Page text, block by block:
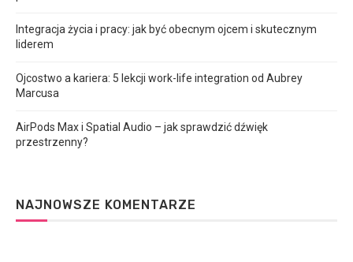
Integracja życia i pracy: jak być obecnym ojcem i skutecznym
liderem
Ojcostwo a kariera: 5 lekcji work-life integration od Aubrey
Marcusa
AirPods Max i Spatial Audio – jak sprawdzić dźwięk
przestrzenny?
NAJNOWSZE KOMENTARZE